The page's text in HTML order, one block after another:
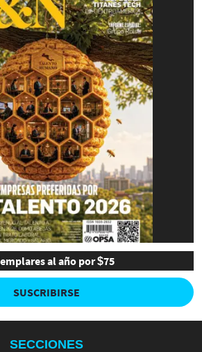
al año por $75
SUSCRIBIRSE
SECCIONES